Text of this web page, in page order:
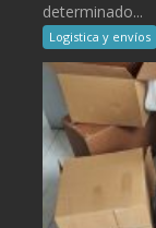
determinado...
Logistica y envíos